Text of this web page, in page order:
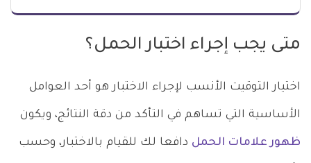
متى يجب إجراء اختبار الحمل؟
اختيار التوقيت الأنسب لإجراء الاختبار هو أحد العوامل
الأساسية التي تساهم في التأكد من دقة النتائج، ويكون
ظهور علامات الحمل دافعا لك للقيام بالاختبار، وحسب